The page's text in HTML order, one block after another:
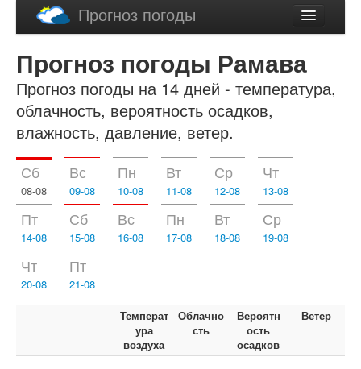
Прогноз погоды
English
Прогноз погоды Рамава
Прогноз погоды на 14 дней - температура,
облачность, вероятность осадков,
влажность, давление, ветер.
Сб
08-08
Вс
09-08
Пн
10-08
Вт
11-08
Ср
12-08
Чт
13-08
Пт
14-08
Сб
15-08
Вс
16-08
Пн
17-08
Вт
18-08
Ср
19-08
Чт
20-08
Пт
21-08
Температ
ура
воздуха
Облачно
сть
Вероятн
ость
осадков
Ветер